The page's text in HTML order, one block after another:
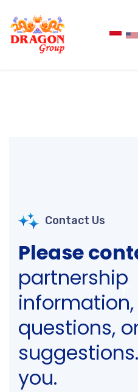
Contact Us
Please
partnership
information,
questions,
you.